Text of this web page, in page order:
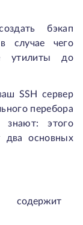
бэкап
случае чего
утилиты до
SSH сервер
перебора
этого
два основных
содержит